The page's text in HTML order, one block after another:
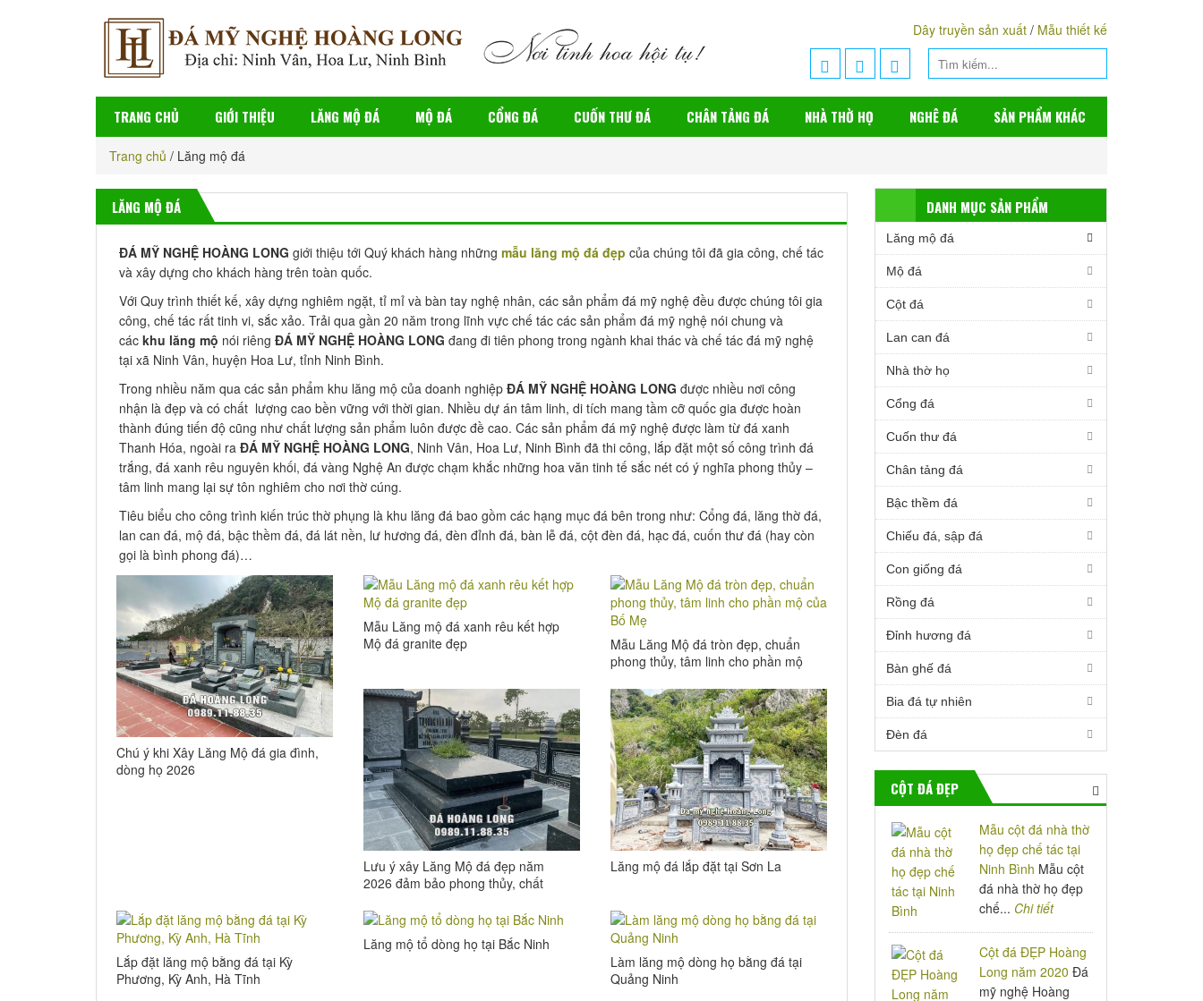
Dây truyền sản xuất/ Mẫu thiết kế
TRANG CHỦ GIỚI THIỆU LĂNG MỘ ĐÁ MỘ ĐÁ CỔNG ĐÁ CUỐN THƯ ĐÁ CHÂN TẢNG ĐÁ NHÀ THỜ HỌ NGHÊ ĐÁ SẢN PHẨM KHÁC
Trang chủ / Lăng mộ đá
LĂNG MỘ ĐÁ
ĐÁ MỸ NGHỆ HOÀNG LONG giới thiệu tới Quý khách hàng những mẫu lăng mộ đá đẹp của chúng tôi đã gia công, chế tác
và xây dựng cho khách hàng trên toàn quốc.
Với Quy trình thiết kế, xây dựng nghiêm ngặt, tỉ mỉ và bàn tay nghệ nhân, các sản phẩm đá mỹ nghệ đều được chúng tôi gia
công, chế tác rất tinh vi, sắc xảo. Trải qua gần 20 năm trong lĩnh vực chế tác các sản phẩm đá mỹ nghệ nói chung và
các khu lăng mộ nói riêng ĐÁ MỸ NGHỆ HOÀNG LONG đang đi tiên phong trong ngành khai thác và chế tác đá mỹ nghệ
tại xã Ninh Vân, huyện Hoa Lư, tỉnh Ninh Bình.
Trong nhiều năm qua các sản phẩm khu lăng mộ của doanh nghiệp ĐÁ MỸ NGHỆ HOÀNG LONG được nhiều nơi công
nhận là đẹp và có chất lượng cao bền vững với thời gian. Nhiều dự án tâm linh, di tích mang tầm cỡ quốc gia được hoàn
thành đúng tiến độ cũng như chất lượng sản phẩm luôn được đề cao. Các sản phẩm đá mỹ nghệ được làm từ đá xanh
Thanh Hóa, ngoài ra ĐÁ MỸ NGHỆ HOÀNG LONG, Ninh Vân, Hoa Lư, Ninh Bình đã thi công, lắp đặt một số công trình đá
trắng, đá xanh rêu nguyên khối, đá vàng Nghệ An được chạm khắc những hoa văn tinh tế sắc nét có ý nghĩa phong thủy –
tâm linh mang lại sự tôn nghiêm cho nơi thờ cúng.
Tiêu biểu cho công trình kiến trúc thờ phụng là khu lăng đá bao gồm các hạng mục đá bên trong như: Cổng đá, lăng thờ đá,
lan can đá, mộ đá, bậc thềm đá, đá lát nền, lư hương đá, đèn đỉnh đá, bàn lễ đá, cột đèn đá, hạc đá, cuốn thư đá (hay còn
gọi là bình phong đá)…
Chú ý khi Xây Lăng Mộ đá gia đình,
dòng họ 2026
Mẫu Lăng mộ đá xanh rêu kết hợp
Mộ đá granite đẹp
Mẫu Lăng Mộ đá tròn đẹp, chuẩn
phong thủy, tâm linh cho phần mộ
Lưu ý xây Lăng Mộ đá đẹp năm
2026 đảm bảo phong thủy, chất
Lăng mộ đá lắp đặt tại Sơn La
Lắp đặt lăng mộ bằng đá tại Kỳ
Phương, Kỳ Anh, Hà Tĩnh
Lăng mộ tổ dòng họ tại Bắc Ninh
Làm lăng mộ dòng họ bằng đá tại
Quảng Ninh
DANH MỤC SẢN PHẨM
Lăng mộ đá
Mộ đá
Cột đá
Lan can đá
Nhà thờ họ
Cổng đá
Cuốn thư đá
Chân tảng đá
Bậc thềm đá
Chiếu đá, sập đá
Con giống đá
Rồng đá
Đỉnh hương đá
Bàn ghế đá
Bia đá tự nhiên
Đèn đá
CỘT ĐÁ ĐẸP
Mẫu cột đá nhà thờ
họ đẹp chế tác tại
Ninh Bình Mẫu cột
đá nhà thờ họ đẹp
chế... Chi tiết
Cột đá ĐẸP Hoàng
Long năm 2020 Đá
mỹ nghệ Hoàng